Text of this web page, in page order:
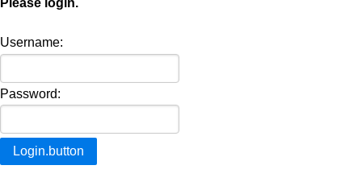
Please login.
Username:
Password: